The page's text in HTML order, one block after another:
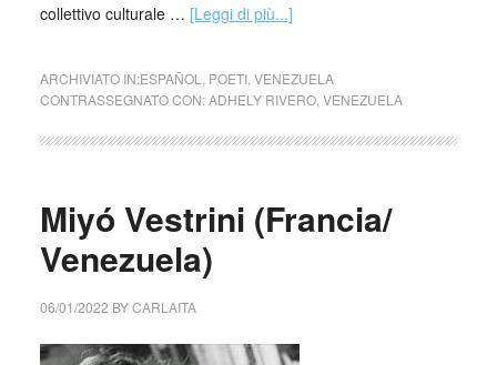
collettivo culturale … [Leggi di più...]
ARCHIVIATO IN:ESPAÑOL POETI, VENEZUELA
CONTRASSEGNATO CON:ADHELY RIVERO, VENEZUELA
Miyó Vestrini (Francia/
Venezuela)
06/01/2022 BYCARLAITA